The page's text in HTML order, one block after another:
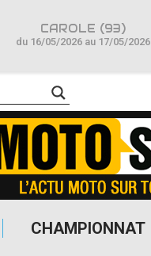
CHAMPIONNAT
CAROLE (93)
du 16/05/2026 au 17/05/2026